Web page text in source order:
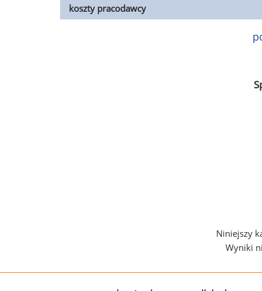
koszty pracodawcy
Niniejszy
Wyniki